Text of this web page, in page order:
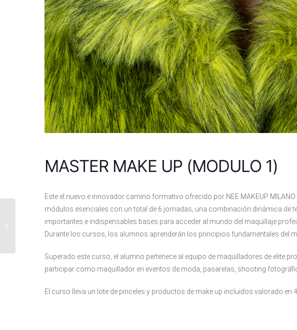
MASTER MAKE UP (MODULO 1)
Este el nuevo e innovador camino formativo ofrecido por NEE MAKEUP
módulos esenciales con un total de 6 jornadas, una combinación dinámica de
importantes e indispensables bases para acceder al mundo del maquillaje
Durante los cursos, los alumnos aprenderán los principios fundamentales del
Superado este curso, el alumno pertenece al equipo de maquilladores de elite
participar como maquillador en eventos de moda, pasarelas, shooting
El curso lleva un lote de pinceles y productos de make up incluidos valorado en
DISEÑO DE CEJAS
CON HENNA